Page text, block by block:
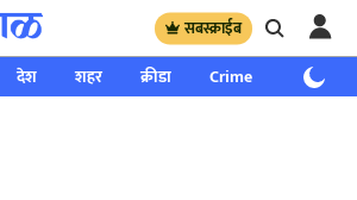
सबस्क्राईब
देश शहर क्रीडा Crime साप्ताहिक